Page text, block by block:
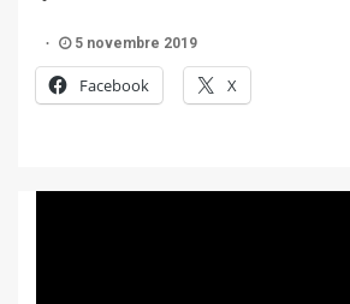
5 novembre 2019
Facebook X